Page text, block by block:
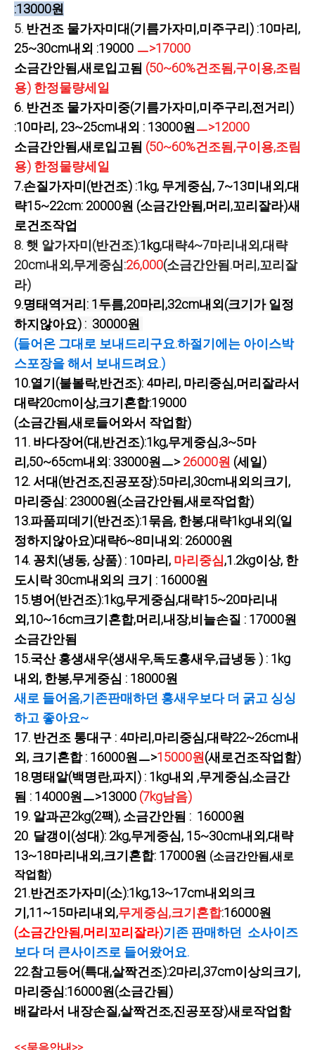
:13000원
5. 반건조 물가자미대(기름가자미,미주구리) :10마리,
25~30cm내외 :19000 ㅡ>17000
소금간안됨,새로입고됨 (50~60%건조됨,구이용,조림
용) 한정물량세일
6. 반건조 물가자미중(기름가자미,미주구리,전거리)
:10마리, 23~25cm내외 : 13000원 ㅡ>12000
소금간안됨,새로입고됨 (50~60%건조됨,구이용,조림
용) 한정물량세일
7.손질가자미(반건조) :1kg, 무게중심, 7~13미내외,대
략15~22cm: 20000원 (소금간안됨,머리,꼬리잘라)새
로건조작업
8. 햇 알가자미(반건조):1kg,대략4~7마리내외,대략
20cm내외,무게중심:26,000(소금간안됨.머리,꼬리잘
라)
9.명태역거리: 1두름,20마리,32cm내외(크기가 일정
하지않아요) : 30000원
(들어온 그대로 보내드리구요.하절기에는 아이스박
스포장을 해서 보내드려요.)
10.열기(불볼락,반건조): 4마리, 마리중심,머리잘라서
대략20cm이상,크기혼합:19000
(소금간됨,새로들어와서 작업함)
11. 바다장어(대,반건조):1kg,무게중심,3~5마
리,50~65cm내외: 33000원ㅡ>26000원 (세일)
12. 서대(반건조,진공포장):5마리,30cm내외의크기,
마리중심: 23000원(소금간안됨,새로작업함)
13.파품피데기(반건조):1묶음, 한봉,대략1kg내외(일
정하지않아요)대략6~8미내외: 26000원
14. 꽁치(냉동, 상품) : 10마리, 마리중심,1.2kg이상, 한
도시락 30cm내외의 크기 : 16000원
15.병어(반건조):1kg,무게중심,대략15~20마리내
외,10~16cm크기혼합,머리,내장,비늘손질 : 17000원
소금간안됨
15.국산 홍생새우(생새우,독도홍새우,급냉동 ) : 1kg
내외, 한봉,무게중심 : 18000원
새로 들어옴,기존판매하던 홍새우보다 더 굵고 싱싱
하고 좋아요~
17. 반건조 통대구 : 4마리,마리중심,대략22~26cm내
외, 크기혼합 : 16000원ㅡ>15000원 (새로건조작업함)
18.명태알(백명란,파지) : 1kg내외 ,무게중심,소금간
됨 : 14000원ㅡ>13000 (7kg남음)
19. 알과곤2kg(2팩), 소금간안됨 : 16000원
20 달갱이(성대): 2kg,무게중심, 15~30cm내외,대략
13~18마리내외,크기혼합: 17000원 (소금간안됨,새로
작업함)
21.반건조가자미(소):1kg,13~17cm내외의크
기,11~15마리내외,무게중심,크기혼합:16000원
(소금간안됨,머리꼬리잘라)기존 판매하던 소사이즈
보다 더 큰사이즈로 들어왔어요.
22.참고등어(특대,살짝건조):2마리,37cm이상의크기,
마리중심:16000원(소금간됨)
배갈라서 내장손질,살짝건조,진공포장)새로작업함